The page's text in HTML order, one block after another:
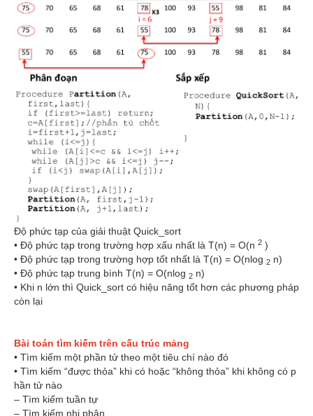
Độ phức tạp của giải thuật Quick_sort
• Độ phức tạp trong trường hợp xấu nhất là T(n) = O(n 2 )
• Độ phức tạp trong trường hợp tốt nhất là T(n) = O(nlog 2 n)
• Độ phức tạp trung bình T(n) = O(nlog 2 n)
• Khi n lớn thì Quick_sort có hiệu năng tốt hơn các phương pháp
còn lại
Bài toán tìm kiếm trên cấu trúc mảng
• Tìm kiếm một phần tử theo một tiêu chí nào đó
• Tìm kiếm “được thỏa” khi có hoặc “không thỏa” khi không có p
hần tử nào
– Tìm kiếm tuần tự
– Tìm kiếm nhị phân